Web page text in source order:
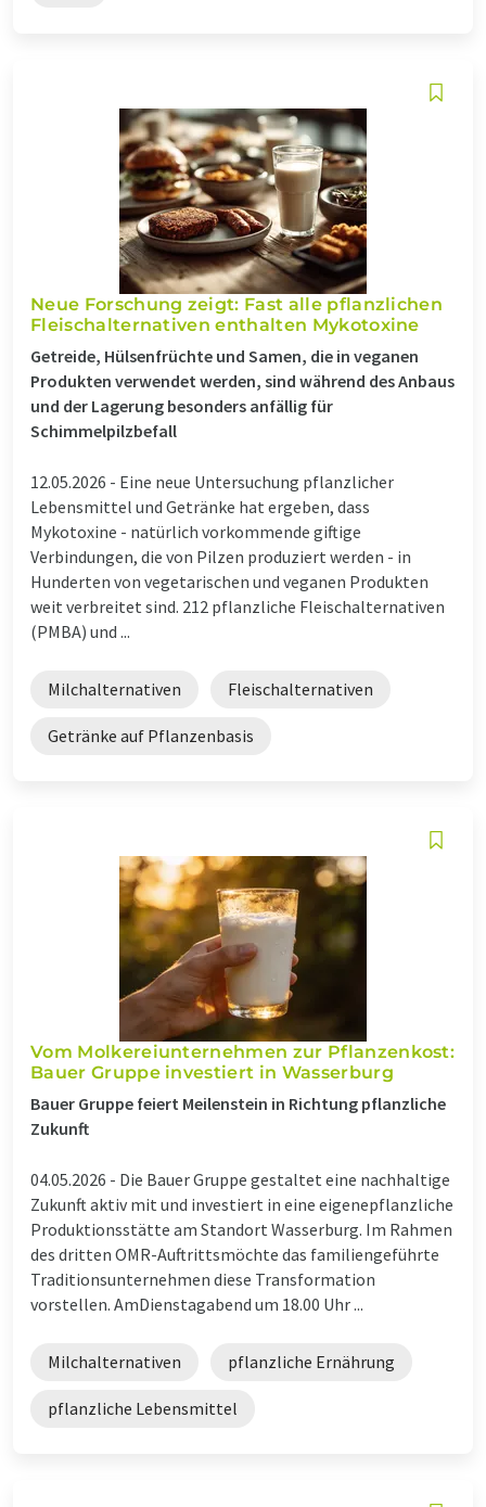
Neue Forschung zeigt: Fast alle pflanzlichen
Fleischalternativen enthalten Mykotoxine
Getreide, Hülsenfrüchte und Samen, die in veganen
Produkten verwendet werden, sind während des Anbaus
und der Lagerung besonders anfällig für
Schimmelpilzbefall
12.05.2026 - Eine neue Untersuchung pflanzlicher
Lebensmittel und Getränke hat ergeben, dass
Mykotoxine - natürlich vorkommende giftige
Verbindungen, die von Pilzen produziert werden - in
Hunderten von vegetarischen und veganen Produkten
weit verbreitet sind. 212 pflanzliche Fleischalternativen
(PMBA) und ...
Milchalternativen Fleischalternativen
Getränke auf Pflanzenbasis
Vom Molkereiunternehmen zur Pflanzenkost:
Bauer Gruppe investiert in Wasserburg
Bauer Gruppe feiert Meilenstein in Richtung pflanzliche
Zukunft
04.05.2026 - Die Bauer Gruppe gestaltet eine nachhaltige
Zukunft aktiv mit und investiert in eine eigenepflanzliche
Produktionsstätte am Standort Wasserburg. Im Rahmen
des dritten OMR-Auftrittsmöchte das familiengeführte
Traditionsunternehmen diese Transformation
vorstellen. AmDienstagabend um 18.00 Uhr ...
Milchalternativen pflanzliche Ernährung
pflanzliche Lebensmittel